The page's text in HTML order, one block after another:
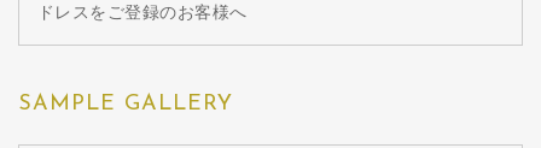
ドレスをご登録のお客様へ
SAMPLE GALLERY